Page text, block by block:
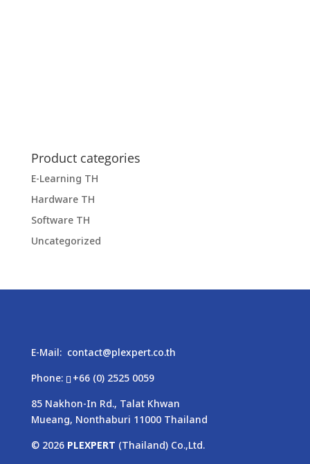
Product categories
E-Learning TH
Hardware TH
Software TH
Uncategorized
E-Mail: contact@plexpert.co.th
Phone:
+66 (0) 2525 0059
85 Nakhon-In Rd., Talat Khwan
Mueang, Nonthaburi 11000 Thailand
© 2026 PLEXPERT (Thailand) Co.,Ltd.